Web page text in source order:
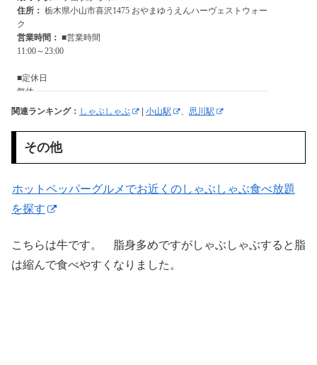
関連ランキング： しゃぶしゃぶ 小山駅 、 思川駅
その他
ホットペッパーグルメでお近くのしゃぶしゃぶ食べ放題
を探す
こちらは牛です。 脂身多めですがしゃぶしゃぶすると脂
は縮んで食べやすくなりました。